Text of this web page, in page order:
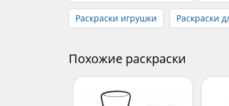
Раскраски игрушки Раскраски
Похожие раскраски